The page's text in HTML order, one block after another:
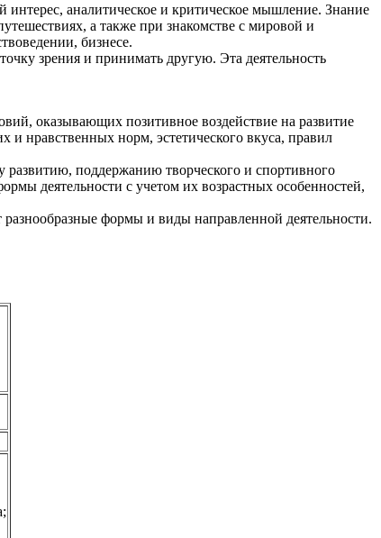
аналитическое и критическое мышление. Знание
а также при знакомстве с мировой и
бизнесе.
зрения и принимать другую. Эта деятельность
оказывающих позитивное воздействие на развитие
и нравственных норм, эстетического вкуса, правил
поддержанию творческого и спортивного
деятельности с учетом их возрастных особенностей,
формы и виды направленной деятельности.